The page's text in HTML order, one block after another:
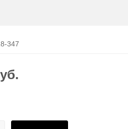
347